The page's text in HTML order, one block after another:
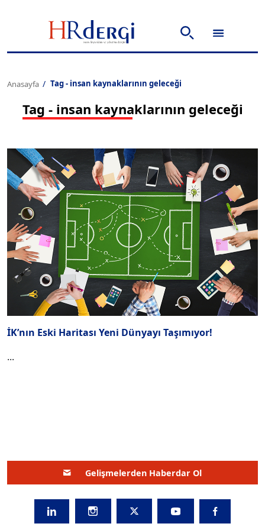
Anasayfa Tag - insan kaynaklarının geleceği
Tag - insan kaynaklarının geleceği
İK’nın Eski Haritası Yeni Dünyayı Taşımıyor!
...
Gelişmelerden Haberdar Ol